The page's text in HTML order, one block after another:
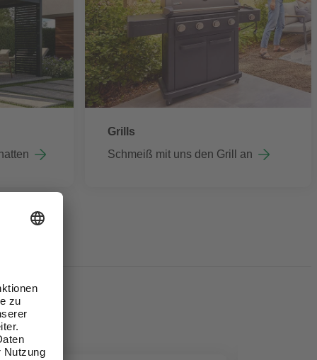
Grills
Schmeiß mit uns den Grill an